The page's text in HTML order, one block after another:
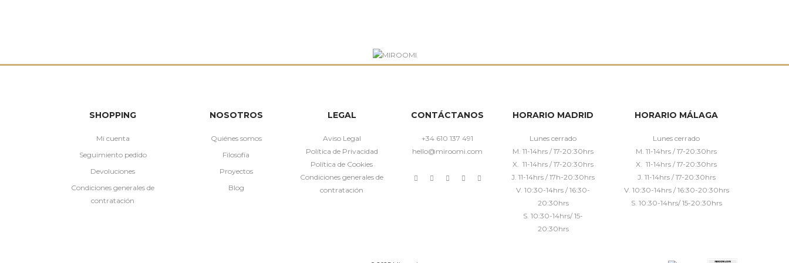
SHOPPING
Mi cuenta
Seguimiento pedido
Devoluciones
Condiciones generales de
contratación
NOSOTROS
Quiénes somos
Filosofía
Proyectos
Blog
LEGAL
Aviso Legal
Política de Privacidad
Política de Cookies
Condiciones generales de
contratación
CONTÁCTANOS
+34 610 137 491
hello@miroomi.com
HORARIO MADRID
Lunes cerrado
M. 11-14hrs / 17-20:30hrs
X. 11-14hrs / 17-20:30hrs
J. 11-14hrs / 17h-20:30hrs
V. 10:30-14hrs / 16:30-
20:30hrs
S. 10:30-14hrs/ 15-
20:30hrs
HORARIO MÁLAGA
Lunes cerrado
M. 11-14hrs / 17-20:30hrs
X. 11-14hrs / 17-20:30hrs
J. 11-14hrs / 17-20:30hrs
V. 10:30-14hrs / 16:30-20:30hrs
S. 10:30-14hrs/ 15-20:30hrs